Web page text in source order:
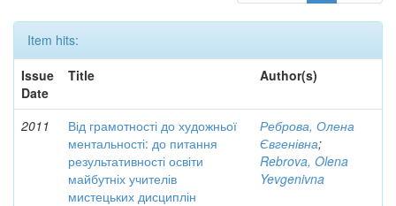
Item hits:
Issue
Date
Title Author(s)
2011
Від грамотності до художньої
ментальності: до питання
результативності освіти
майбутніх учителів
мистецьких дисциплін
Реброва, Олена
Євгенівна;
Rebrova, Olena
Yevgenivna